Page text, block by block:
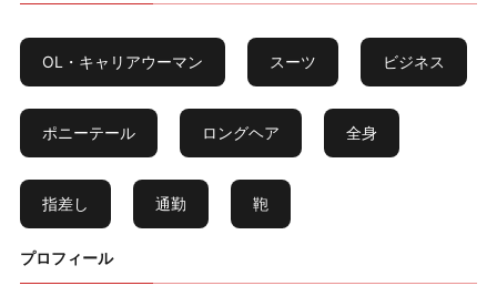
OL・キャリアウーマン スーツ ビジネス
ポニーテール ロングヘア 全身
指差し 通勤 鞄
プロフィール